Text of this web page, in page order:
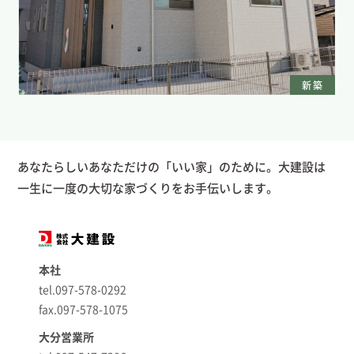
新築
あなたらしいあなただけの「いい家」のために。大建設は
一生に一度の大切な家づくりをお手伝いします。
本社
tel.097-578-0292
fax.097-578-1075
大分営業所